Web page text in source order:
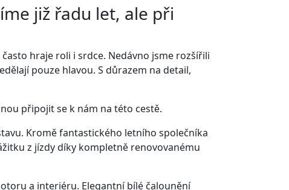
již řadu let, ale při
hraje roli i srdce. Nedávno jsme rozšířili
pouze hlavou. S důrazem na detail,
připojit se k nám na této cestě.
Kromě fantastického letního společníka
z jízdy díky kompletně renovovanému
a interiéru. Elegantní bílé čalounění